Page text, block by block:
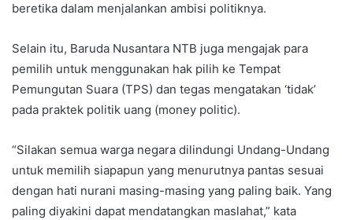
beretika dalam menjalankan ambisi politiknya.
Selain itu, Baruda Nusantara NTB juga mengajak para
pemilih untuk menggunakan hak pilih ke Tempat
Pemungutan Suara (TPS) dan tegas mengatakan ‘tidak’
pada praktek politik uang (money politic).
“Silakan semua warga negara dilindungi Undang-Undang
untuk memilih siapapun yang menurutnya pantas sesuai
dengan hati nurani masing-masing yang paling baik. Yang
paling diyakini dapat mendatangkan maslahat,” kata